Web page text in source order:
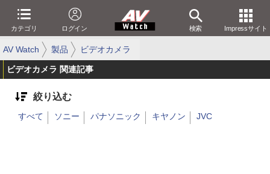
カテゴリ ログイン 検索 Impressサイト
AV Watch 製品 ビデオカメラ
ビデオカメラ 関連記事
絞り込む
すべて ソニー パナソニック キヤノン JVC